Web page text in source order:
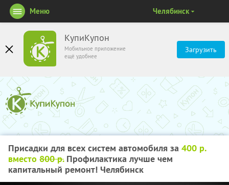
КупиКупон
Мобильное приложение
ещё удобнее
Загрузить
Меню Челябинск
Присадки для всех систем автомобиля за 400 р.
вместо 800 р.Профилактика лучше чем
капитальный ремонт! Челябинск